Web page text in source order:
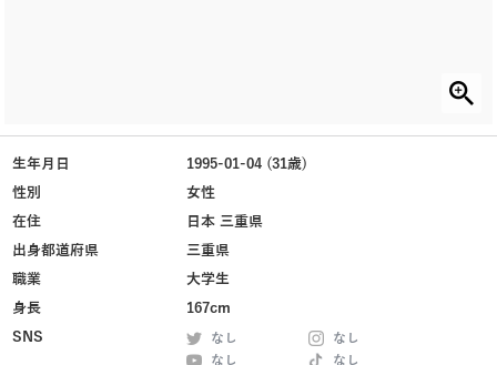
生年月日
1995-01-04 (31歳)
性別
女性
在住
日本 三重県
出身都道府県
三重県
職業
大学生
身長
167cm
SNS
なし
なし
なし
なし